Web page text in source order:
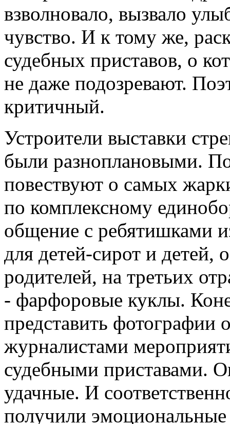
взволновало, вызвало
чувство. И к тому же,
судебных приставов, о
не даже подозревают.
критичный.
Устроители выставки
были разноплановыми.
повествуют о самых
по комплексному
общение с ребятишками
для детей-сирот и детей,
родителей, на третьих
- фарфоровые куклы.
представить
журналистами
судебными приставами.
удачные. И
получили